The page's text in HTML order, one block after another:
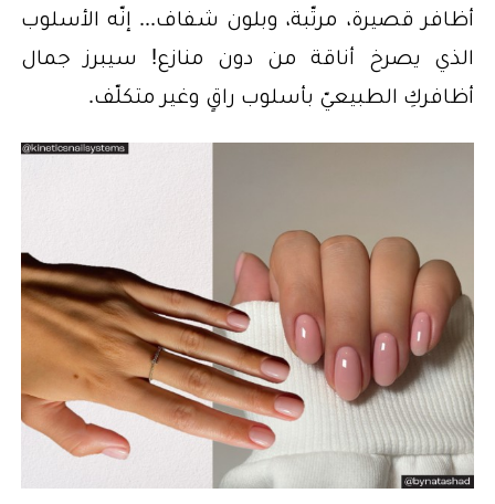
أظافر قصيرة، مرتّبة، وبلون شفاف... إنّه الأسلوب
الذي يصرخ أناقة من دون منازع! سيبرز جمال
أظافركِ الطبيعيّ بأسلوب راقٍ وغير متكلّف.